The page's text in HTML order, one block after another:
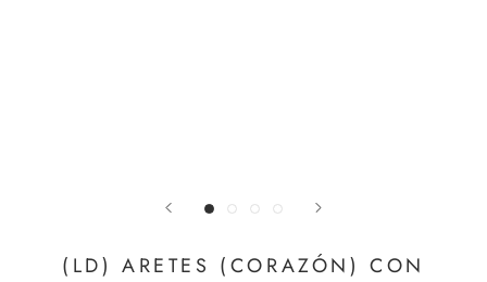
(LD) ARETES (CORAZÓN) CON